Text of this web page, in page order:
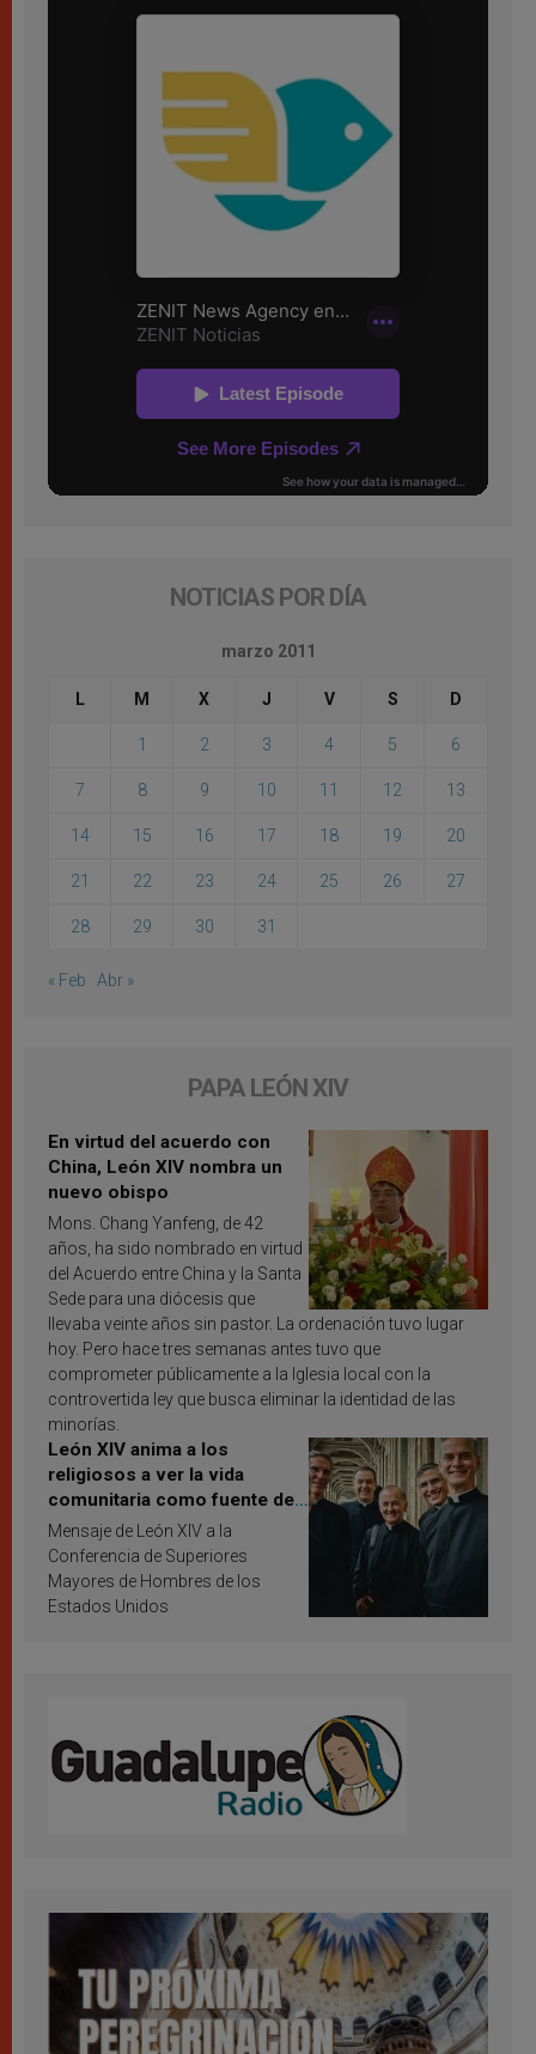
NOTICIAS POR DÍA
marzo 2011
L M X J V S D
1 2 3 4 5 6
7 8 9 10 11 12 13
14 15 16 17 18 19 20
21 22 23 24 25 26 27
28 29 30 31
« Feb Abr »
PAPA LEÓN XIV
En virtud del acuerdo con
China, León XIV nombra un
nuevo obispo
Mons. Chang Yanfeng, de 42
años, ha sido nombrado en virtud
del Acuerdo entre China y la Santa
Sede para una diócesis que
llevaba veinte años sin pastor. La ordenación tuvo lugar
hoy. Pero hace tres semanas antes tuvo que
comprometer públicamente a la Iglesia local con la
controvertida ley que busca eliminar la identidad de las
minorías.
León XIV anima a los
religiosos a ver la vida
comunitaria como fuente de
inspiración y santificación
Mensaje de León XIV a la
Conferencia de Superiores
Mayores de Hombres de los
Estados Unidos